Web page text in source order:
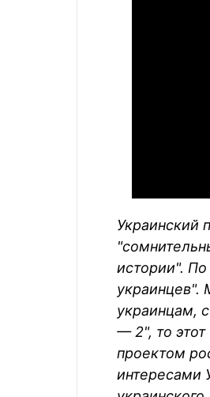
Украинский
истории".
украинцев".
украинцам,
— 2", то этот
проектом
интересами